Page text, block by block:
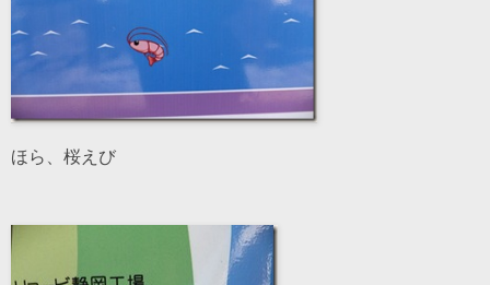
ほら、桜えび